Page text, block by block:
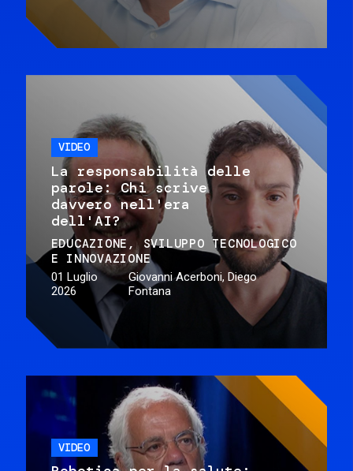
VIDEO
La responsabilità delle
parole: Chi scrive
davvero nell'era
dell'AI?
EDUCAZIONE
SVILUPPO TECNOLOGICO
E INNOVAZIONE
01 Luglio
2026
Giovanni Acerboni, Diego
Fontana
VIDEO